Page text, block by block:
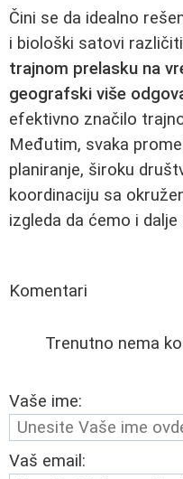
Čini se da idealno
i biološki satovi
trajnom prelasku na
geografski više
efektivno značilo
Međutim, svaka
planiranje, široku
koordinaciju sa
izgleda da ćemo i
Komentari
Trenutno nema
Vaše ime:
Vaš email: